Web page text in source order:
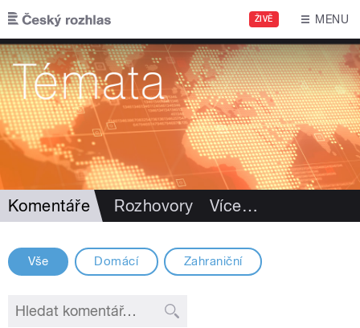
Přejít k hlavnímu obsahu
ŽIVĚ MENU
Komentáře Rozhovory Více…
Vše Domácí Zahraniční